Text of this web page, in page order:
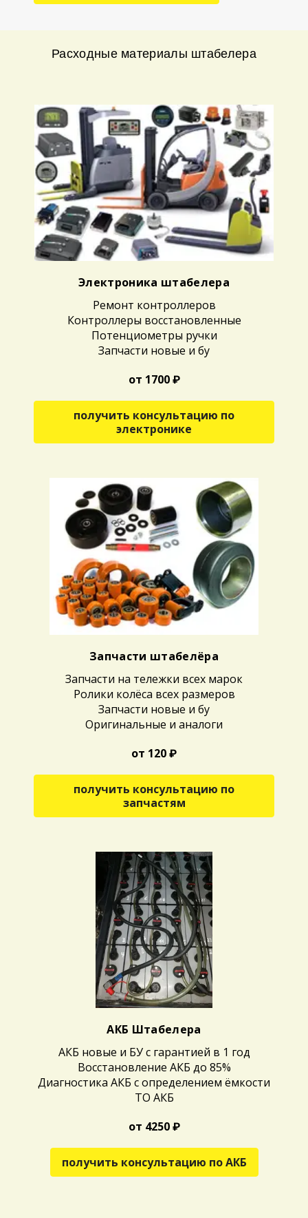
Расходные материалы штабелера
Электроника штабелера
Ремонт контроллеров
Контроллеры восстановленные
Потенциометры ручки
Запчасти новые и бу
от 1700 ₽
получить консультацию по
электронике
Запчасти штабелёра
Запчасти на тележки всех марок
Ролики колёса всех размеров
Запчасти новые и бу
Оригинальные и аналоги
от 120 ₽
получить консультацию по
запчастям
АКБ Штабелера
АКБ новые и БУ с гарантией в 1 год
Восстановление АКБ до 85%
Диагностика АКБ с определением ёмкости
ТО АКБ
от 4250 ₽
получить консультацию по АКБ